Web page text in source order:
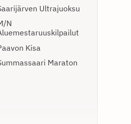
Ultrajuoksu
N
Kisa
Maraton